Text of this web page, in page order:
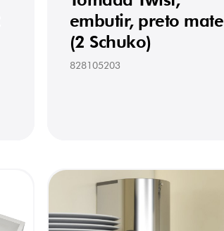
embutir, preto mate
(2 Schuko)
828105203